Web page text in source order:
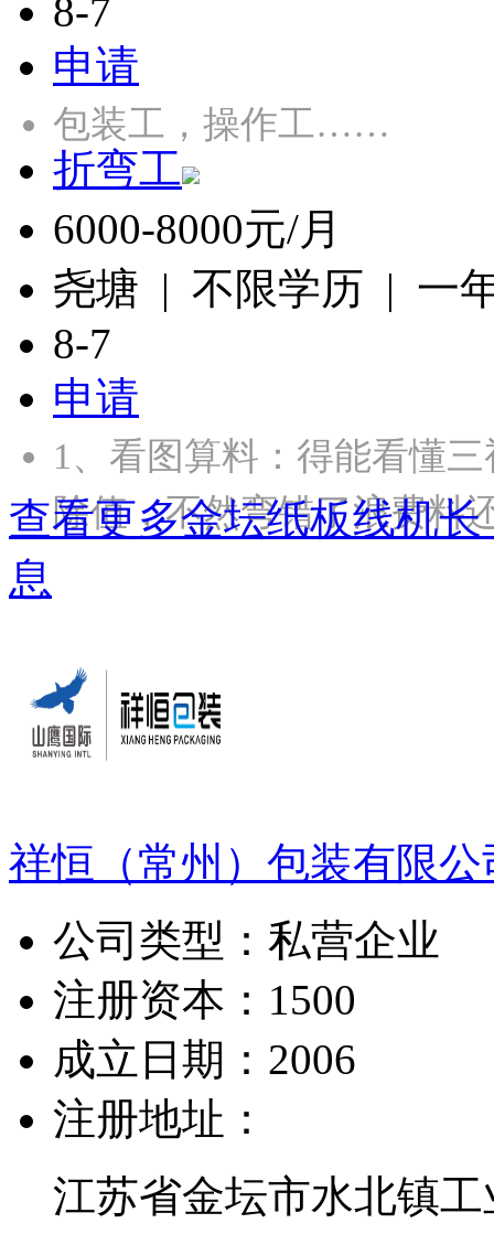
8-7
申请
包装工，操作工……
折弯工
6000-8000元/月
尧塘 | 不限学历 | 一
8-7
申请
1、‌看图算料‌：得能看懂
除值，不然弯错了浪费
查看更多金坛纸板线机
息
祥恒（常州）包装有限公
公司类型： 私营企业
注册资本： 1500
成立日期： 2006
注册地址：
江苏省金坛市水北镇工